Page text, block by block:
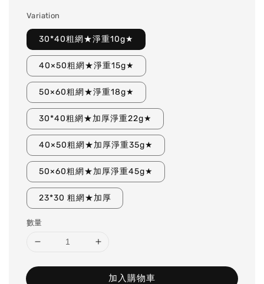
Variation
30*40粗網★淨重10g★
40×50粗網★淨重15g★
50×60粗網★淨重18g★
30*40粗網★加厚淨重22g★
40×50粗網★加厚淨重35g★
50×60粗網★加厚淨重45g★
23*30 粗網★加厚
數量
加入購物車